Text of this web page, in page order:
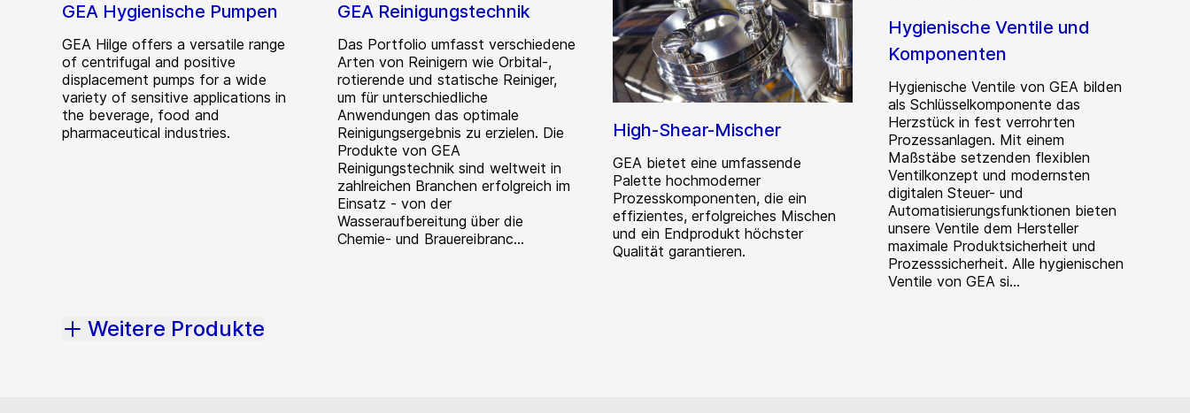
GEA Hygienische Pumpen
GEA Hilge offers a versatile range
of centrifugal and positive
displacement pumps for a wide
variety of sensitive applications in
the beverage, food and
pharmaceutical industries.
GEA Reinigungstechnik
Das Portfolio umfasst verschiedene
Arten von Reinigern wie Orbital-,
rotierende und statische Reiniger,
um für unterschiedliche
Anwendungen das optimale
Reinigungsergebnis zu erzielen. Die
Produkte von GEA
Reinigungstechnik sind weltweit in
zahlreichen Branchen erfolgreich im
Einsatz - von der
Wasseraufbereitung über die
Chemie- und Brauereibranc...
High-Shear-Mischer
GEA bietet eine umfassende
Palette hochmoderner
Prozesskomponenten, die ein
effizientes, erfolgreiches Mischen
und ein Endprodukt höchster
Qualität garantieren.
Hygienische Ventile und
Komponenten
Hygienische Ventile von GEA bilden
als Schlüsselkomponente das
Herzstück in fest verrohrten
Prozessanlagen. Mit einem
Maßstäbe setzenden flexiblen
Ventilkonzept und modernsten
digitalen Steuer- und
Automatisierungsfunktionen bieten
unsere Ventile dem Hersteller
maximale Produktsicherheit und
Prozesssicherheit. Alle hygienischen
Ventile von GEA si...
Weitere Produkte